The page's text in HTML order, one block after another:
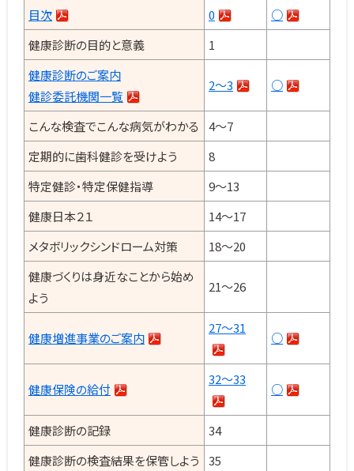
目次
0
○
健康診断の目的と意義
1
健康診断のご案内
健診委託機関一覧
2～3 ○
こんな検査でこんな病気がわかる
4～7
定期的に歯科健診を受けよう
8
特定健診・特定保健指導
9～13
健康日本２１
14～17
メタボリックシンドローム対策
18～20
健康づくりは身近なことから始め
よう
21～26
健康増進事業のご案内
27～31
○
健康保険の給付
32～33
○
健康診断の記録
34
健康診断の検査結果を保管しよう
35